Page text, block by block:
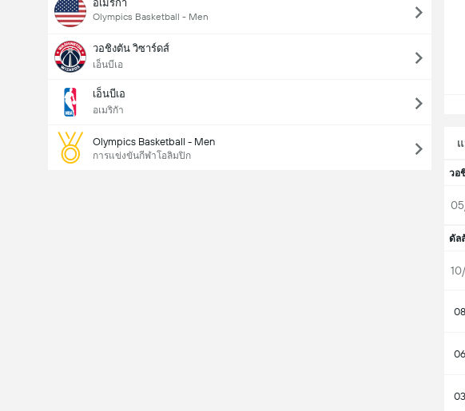
อเมริกัา
Olympics Basketball - Men
วอชิงตัน วิซาร์ดส์
เอ็นบีเอ
เอ็นบีเอ
อเมริกัา
Olympics Basketball - Men
การแข่งขันกีฬาโอลิมปิก
วอ
ดัล